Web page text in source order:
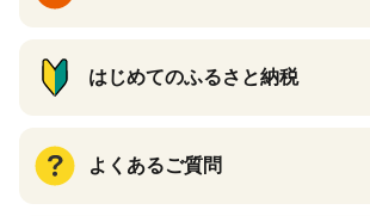
はじめてのふるさと納税
よくあるご質問